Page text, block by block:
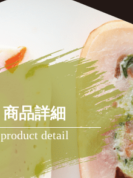
商品詳細
product detail